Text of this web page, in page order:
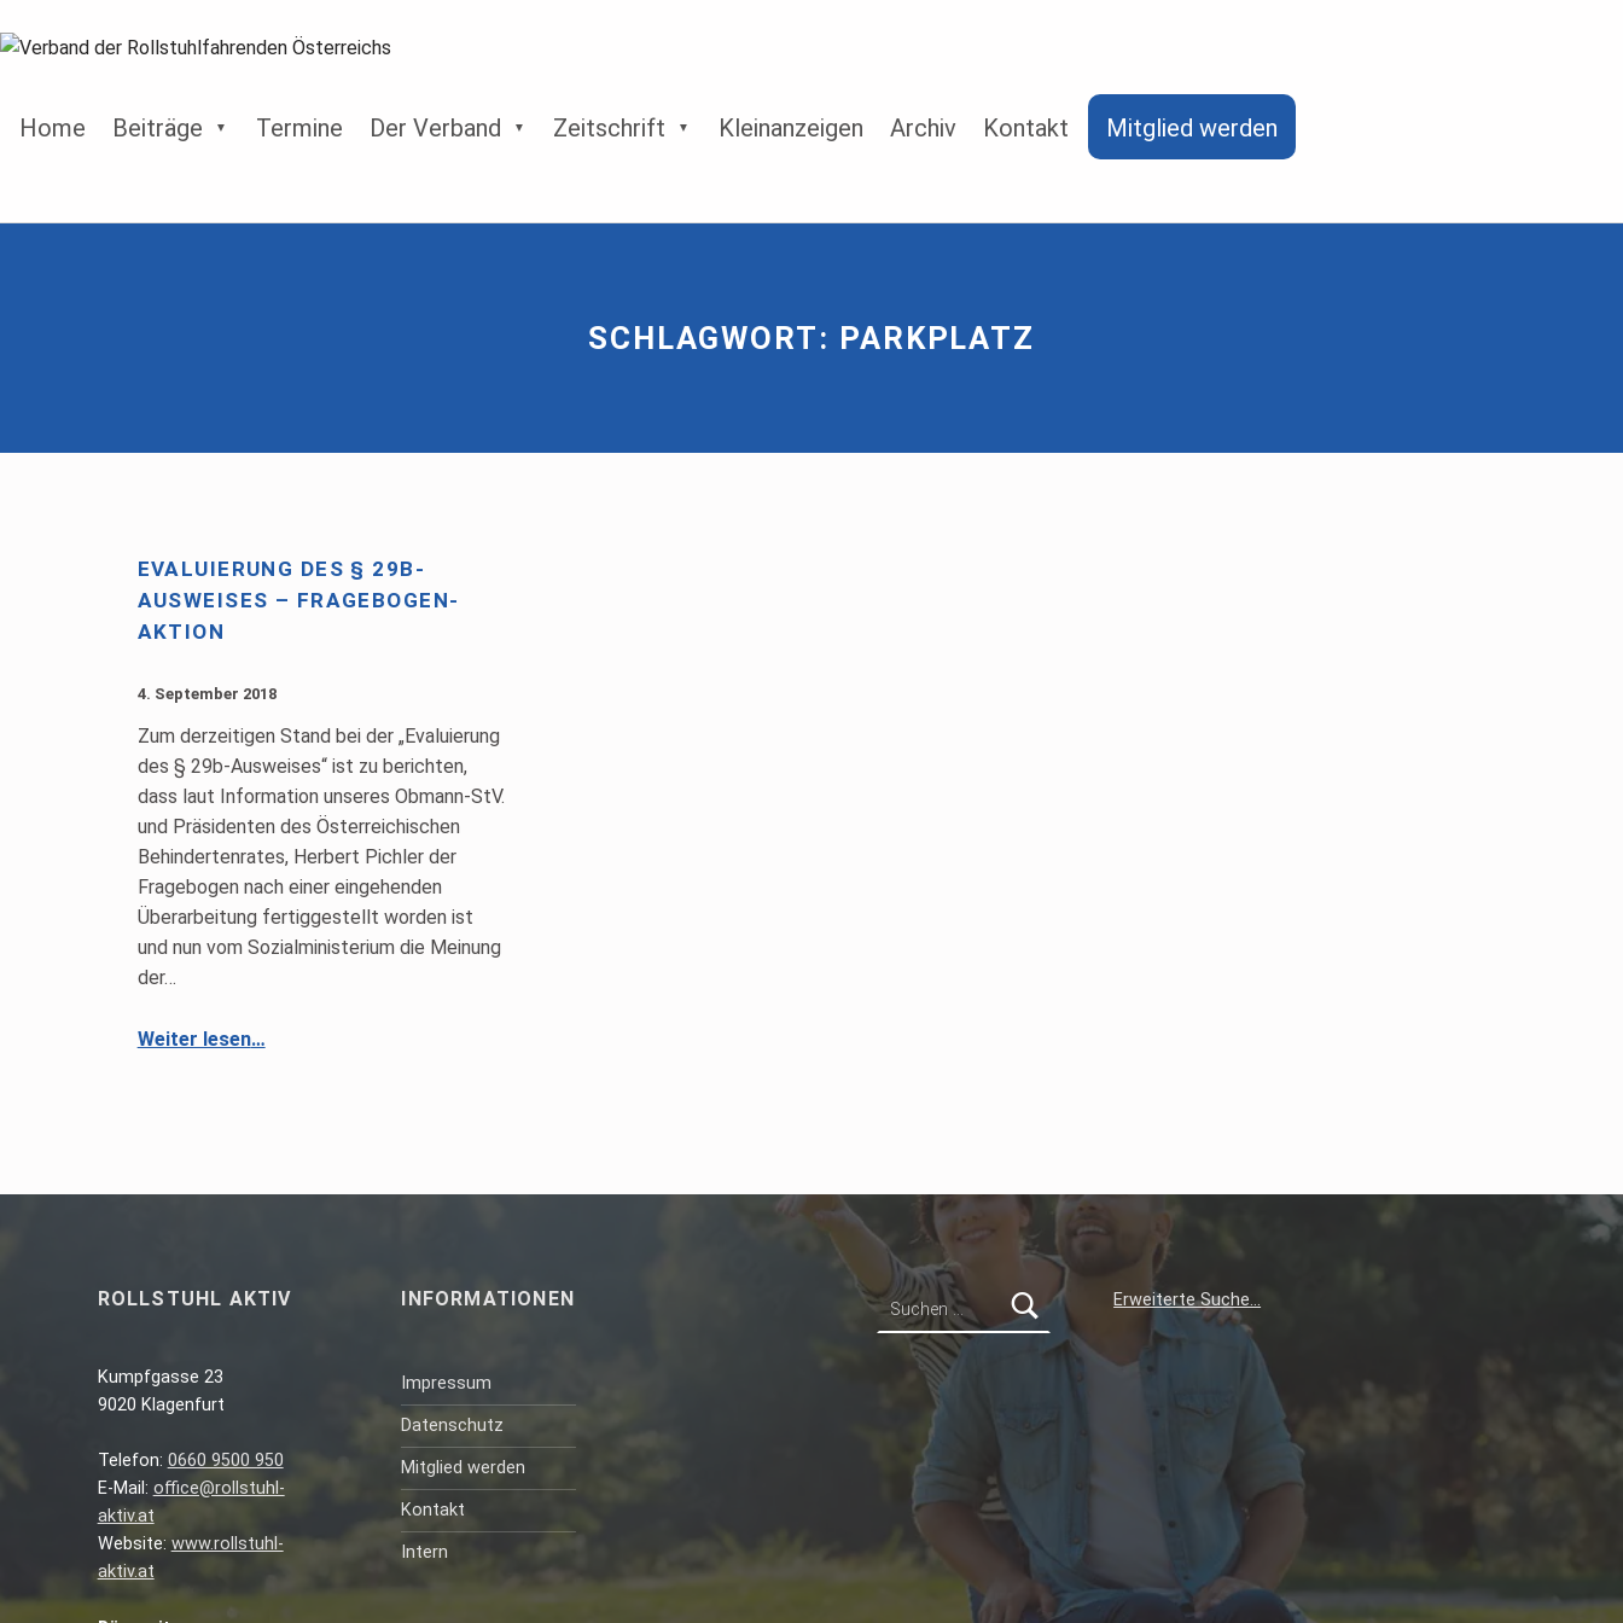
Home Beiträge Termine Der Verband Zeitschrift Kleinanzeigen Archiv Kontakt Mitglied werden
SCHLAGWORT: PARKPLATZ
EVALUIERUNG DES § 29B-
AUSWEISES – FRAGEBOGEN-
AKTION
4. September 2018
Zum derzeitigen Stand bei der „Evaluierung
des § 29b-Ausweises“ ist zu berichten,
dass laut Information unseres Obmann-StV.
und Präsidenten des Österreichischen
Behindertenrates, Herbert Pichler der
Fragebogen nach einer eingehenden
Überarbeitung fertiggestellt worden ist
und nun vom Sozialministerium die Meinung
der…
Weiter lesen“Evaluierung des § 29b-Ausweises – Fragebogen-Aktion”
…
ROLLSTUHL AKTIV
Kumpfgasse 23
9020 Klagenfurt
Telefon: 0660 9500 950
E-Mail: office@rollstuhl-
aktiv.at
Website: www.rollstuhl-
aktiv.at
INFORMATIONEN
Impressum
Datenschutz
Mitglied werden
Kontakt
Intern
Suchen nach:
Erweiterte Suche…